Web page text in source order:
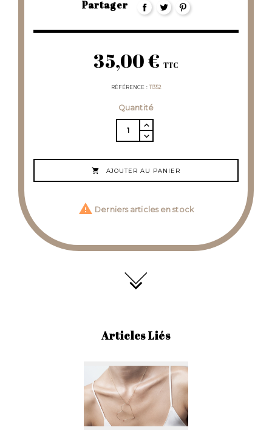
Partager
35,00 € TTC
RÉFÉRENCE 11352
Quantité
 AJOUTER AU PANIER
 Derniers articles en stock
Articles Liés